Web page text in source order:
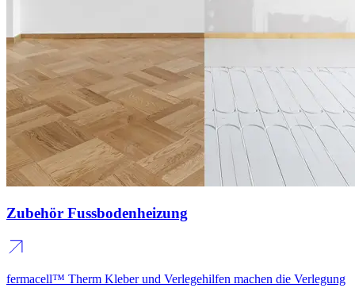
Zubehör Fussbodenheizung
fermacell™ Therm Kleber und Verlegehilfen machen die Verlegung